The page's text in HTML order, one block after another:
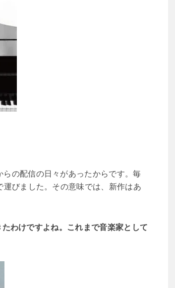
の配信の日々があったからです。毎
びました。その意味では、新作はあ
わけですよね。これまで音楽家として